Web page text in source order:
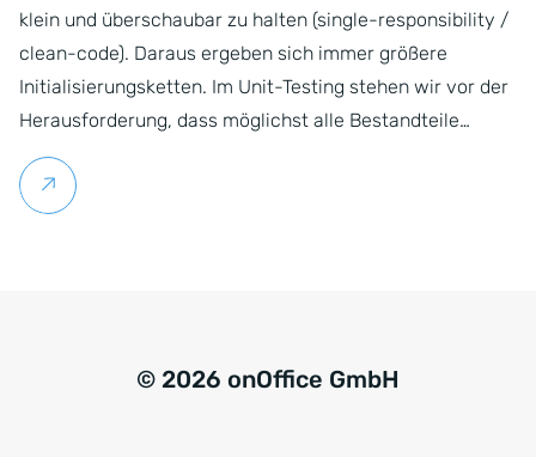
klein und überschaubar zu halten (single-responsibility /
clean-code). Daraus ergeben sich immer größere
Initialisierungsketten. Im Unit-Testing stehen wir vor der
Herausforderung, dass möglichst alle Bestandteile…
Weiterlesen
© 2026 onOffice GmbH